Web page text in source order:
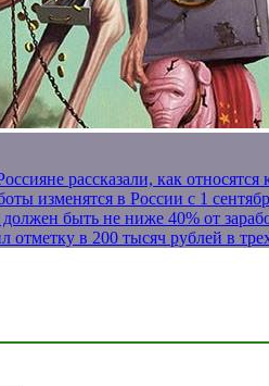
рассказали, как
изменятся в России с 1
быть не ниже 40% от
отметку в 200 тысяч рублей в